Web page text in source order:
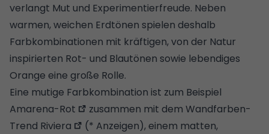
verlangt Mut und Experimentierfreude. Neben
warmen, weichen Erdtönen spielen deshalb
Farbkombinationen mit kräftigen, von der Natur
inspirierten Rot- und Blautönen sowie lebendiges
Orange eine große Rolle.
Eine mutige Farbkombination ist zum Beispiel
Amarena-Rot
zusammen mit dem Wandfarben-
Trend Riviera
(* Anzeigen), einem matten,